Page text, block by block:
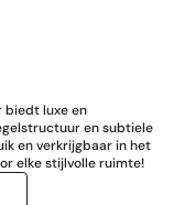
biedt luxe en
en subtiele
en verkrijgbaar in het
elke stijlvolle ruimte!